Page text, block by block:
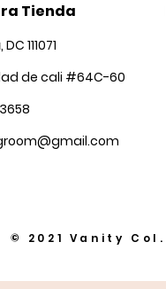
Tienda
111071
de cali #64C-60
© 2021 Vanity Col.